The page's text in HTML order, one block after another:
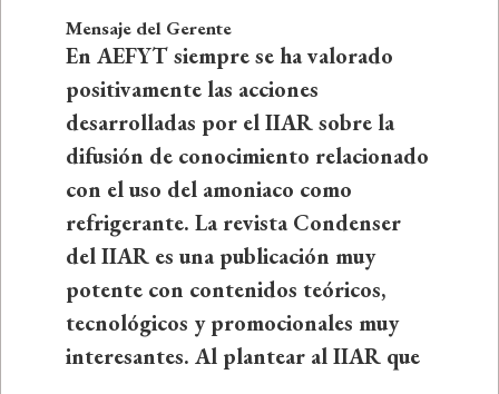
Mensaje del Gerente
En AEFYT siempre se ha valorado
positivamente las acciones
desarrolladas por el IIAR sobre la
difusión de conocimiento relacionado
con el uso del amoniaco como
refrigerante. La revista Condenser
del IIAR es una publicación muy
potente con contenidos teóricos,
tecnológicos y promocionales muy
interesantes. Al plantear al IIAR que